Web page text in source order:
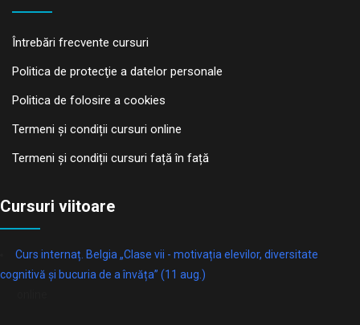
Întrebări frecvente cursuri
Politica de protecţie a datelor personale
Politica de folosire a cookies
Termeni și condiții cursuri online
Termeni și condiții cursuri față în față
Cursuri viitoare
Curs internaț. Belgia „Clase vii - motivația elevilor, diversitate
cognitivă și bucuria de a învăța” (11 aug.)